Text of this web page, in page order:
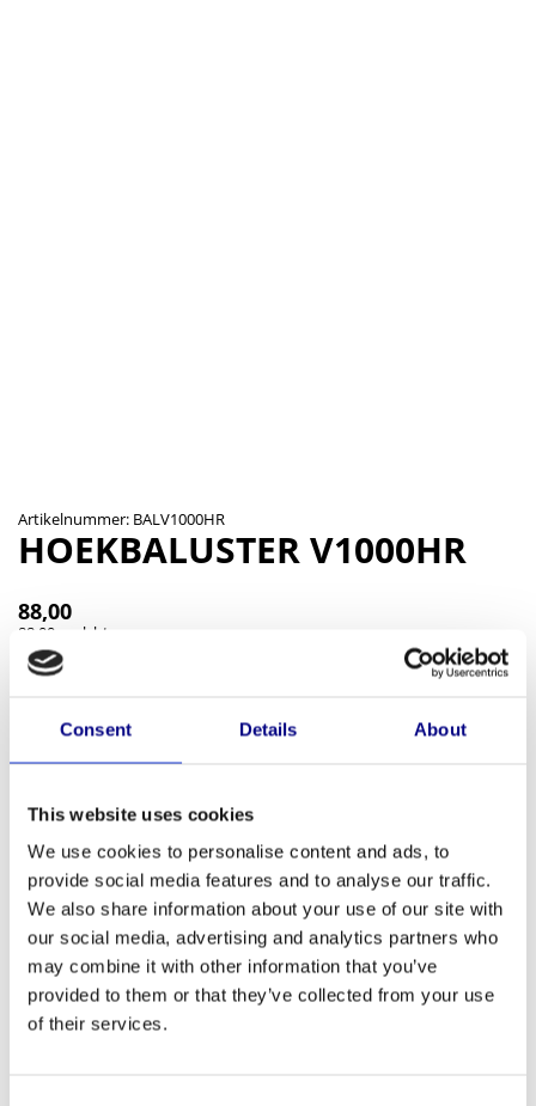
Consent Details About
This website uses cookies
We use cookies to personalise content and ads, to
provide social media features and to analyse our traffic.
We also share information about your use of our site with
our social media, advertising and analytics partners who
may combine it with other information that you’ve
provided to them or that they’ve collected from your use
of their services.
Artikelnummer: BALV1000HR
HOEKBALUSTER V1000HR
88,00
88,00 excl. btw
Op voorraad
210x140x10Lees meer
V1000HR
aantal
Heeft u vragen over dit product?
Neem contact op
Aanvullende informatie
Omschrijving